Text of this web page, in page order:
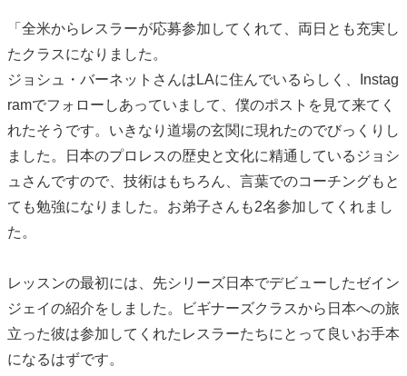
「全米からレスラーが応募参加してくれて、両日とも充実し
たクラスになりました。
ジョシュ・バーネットさんはLAに住んでいるらしく、Instag
ramでフォローしあっていまして、僕のポストを見て来てく
れたそうです。いきなり道場の玄関に現れたのでびっくりし
ました。日本のプロレスの歴史と文化に精通しているジョシ
ュさんですので、技術はもちろん、言葉でのコーチングもと
ても勉強になりました。お弟子さんも2名参加してくれまし
た。
レッスンの最初には、先シリーズ日本でデビューしたゼイン
ジェイの紹介をしました。ビギナーズクラスから日本への旅
立った彼は参加してくれたレスラーたちにとって良いお手本
になるはずです。